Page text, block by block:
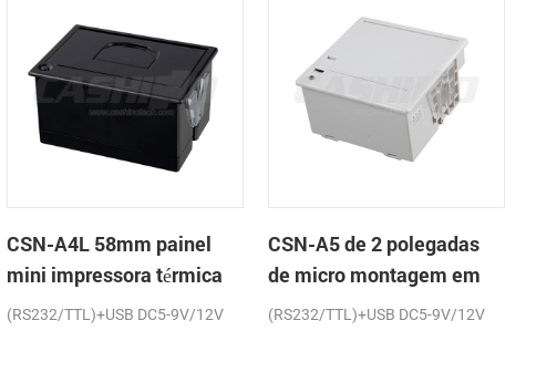
CSN-A4L 58mm painel
mini impressora térmica
de recibos
(RS232/TTL)+USB DC5-9V/12V
CSN-A5 de 2 polegadas
de micro montagem em
painel impressora térmica
(RS232/TTL)+USB DC5-9V/12V